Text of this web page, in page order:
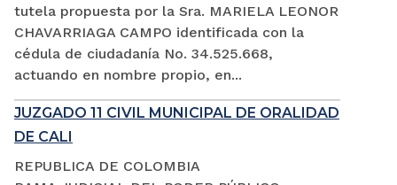
tutela propuesta por la Sra. MARIELA LEONOR
CHAVARRIAGA CAMPO identificada con la
cédula de ciudadanía No. 34.525.668,
actuando en nombre propio, en...
JUZGADO 11 CIVIL MUNICIPAL DE ORALIDAD
DE CALI
REPUBLICA DE COLOMBIA